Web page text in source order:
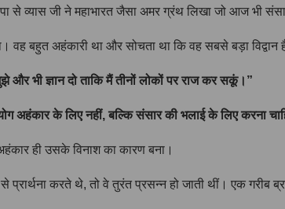
से व्यास जी ने महाभारत जैसा अमर ग्रंथ लिखा जो आज भी
वह बहुत अहंकारी था और सोचता था कि वह सबसे बड़ा विद्वान
और भी ज्ञान दो ताकि मैं तीनों लोकों पर राज कर सकूं।”
अहंकार के लिए नहीं, बल्कि संसार की भलाई के लिए करना
ही उसके विनाश का कारण बना।
करते थे, तो वे तुरंत प्रसन्न हो जाती थीं। एक गरीब